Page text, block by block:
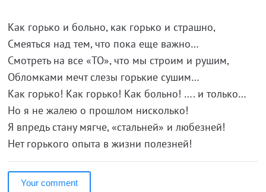
Как горько и больно, как горько и страшно,
Смеяться над тем, что пока еще важно…
Смотреть на все «ТО», что мы строим и рушим,
Обломками мечт слезы горькие сушим…
Как горько! Как горько! Как больно! …. и только…
Но я не жалею о прошлом нисколько!
Я впредь стану мягче, «стальней» и любезней!
Нет горького опыта в жизни полезней!
Your comment